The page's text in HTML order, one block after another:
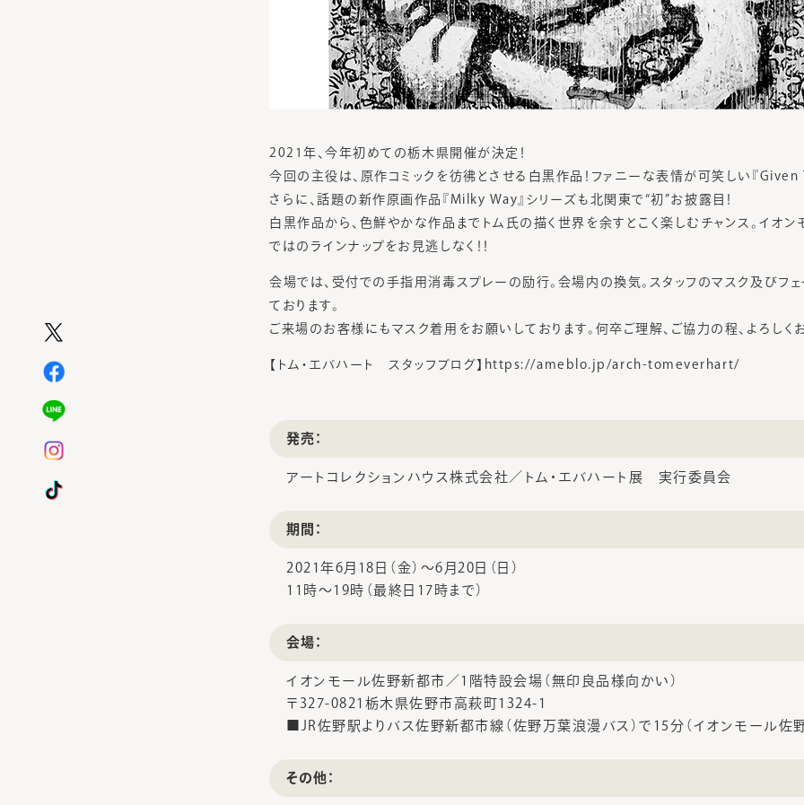
2021年、今年初めての栃木県開催が決定！
今回の主役は、原作コミックを彷彿とさせる白黒作品！ファニーな表情が可笑しい『Given
さらに、話題の新作原画作品『Milky Way』シリーズも北関東で“初”お披露目！
白黒作品から、色鮮やかな作品までトム氏の描く世界を余すとこく楽しむチャンス。イオ
ではのラインナップをお見逃しなく！！
会場では、受付での手指用消毒スプレーの励行。会場内の換気。スタッフのマスク及びフ
ております。
ご来場のお客様にもマスク着用をお願いしております。何卒ご理解、ご協力の程、よろしく
【トム・エバハート スタッフブログ】https://ameblo.jp/arch-tomeverhart/
発売：
アートコレクションハウス株式会社／トム・エバハート展 実行委員会
期間：
2021年6月18日（金）～6月20日（日）
11時～19時（最終日17時まで）
会場：
イオンモール佐野新都市／1階特設会場（無印良品様向かい）
〒327-0821栃木県佐野市高萩町1324-1
■JR佐野駅よりバス佐野新都市線（佐野万葉浪漫バス）で15分（イオンモール佐
その他：